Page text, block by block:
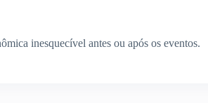
inesquecível antes ou após os eventos.